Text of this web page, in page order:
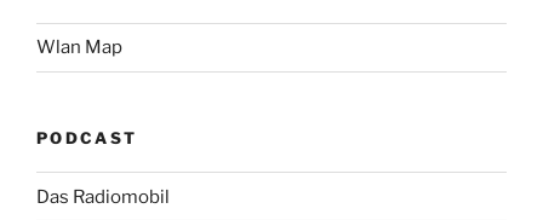
Wlan Map
PODCAST
Das Radiomobil